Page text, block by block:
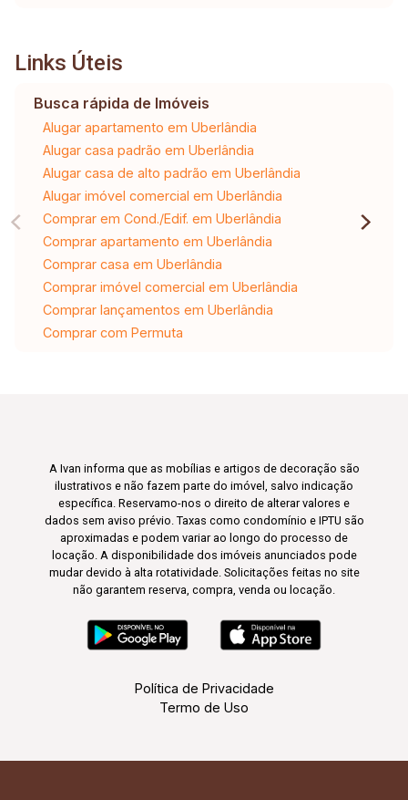
Links Úteis
Busca rápida de Imóveis
Alugar apartamento em Uberlândia
Alugar casa padrão em Uberlândia
Alugar casa de alto padrão em Uberlândia
Alugar imóvel comercial em Uberlândia
Comprar em Cond./Edif. em Uberlândia
Comprar apartamento em Uberlândia
Comprar casa em Uberlândia
Comprar imóvel comercial em Uberlândia
Comprar lançamentos em Uberlândia
Comprar com Permuta
A Ivan informa que as mobílias e artigos de decoração são
ilustrativos e não fazem parte do imóvel, salvo indicação
específica. Reservamo-nos o direito de alterar valores e
dados sem aviso prévio. Taxas como condomínio e IPTU são
aproximadas e podem variar ao longo do processo de
locação. A disponibilidade dos imóveis anunciados pode
mudar devido à alta rotatividade. Solicitações feitas no site
não garantem reserva, compra, venda ou locação.
Política de Privacidade
Termo de Uso